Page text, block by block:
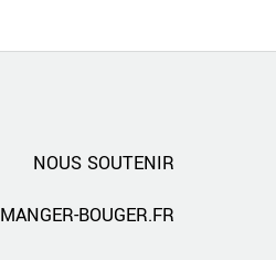
NOUS SOUTENIR
MANGER-BOUGER.FR